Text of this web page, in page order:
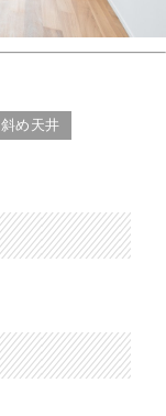
斜め天井